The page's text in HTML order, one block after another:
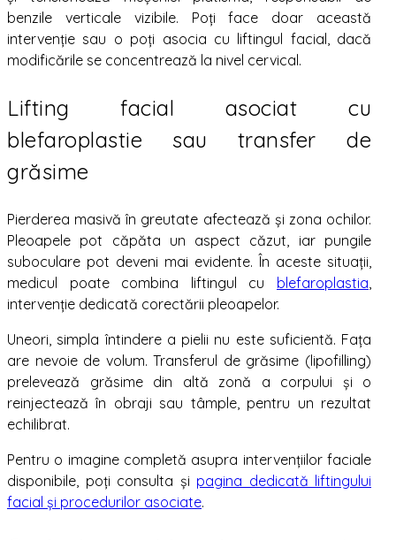
benzile verticale vizibile. Poți face doar această
intervenție sau o poți asocia cu liftingul facial, dacă
modificările se concentrează la nivel cervical.
Lifting facial asociat cu
blefaroplastie sau transfer de
grăsime
Pierderea masivă în greutate afectează și zona ochilor.
Pleoapele pot căpăta un aspect căzut, iar pungile
suboculare pot deveni mai evidente. În aceste situații,
medicul poate combina liftingul cu blefaroplastia,
intervenție dedicată corectării pleoapelor.
Uneori, simpla întindere a pielii nu este suficientă. Fața
are nevoie de volum. Transferul de grăsime (lipofilling)
prelevează grăsime din altă zonă a corpului și o
reinjectează în obraji sau tâmple, pentru un rezultat
echilibrat.
Pentru o imagine completă asupra intervențiilor faciale
disponibile, poți consulta și pagina dedicată liftingului
facial și procedurilor asociate.